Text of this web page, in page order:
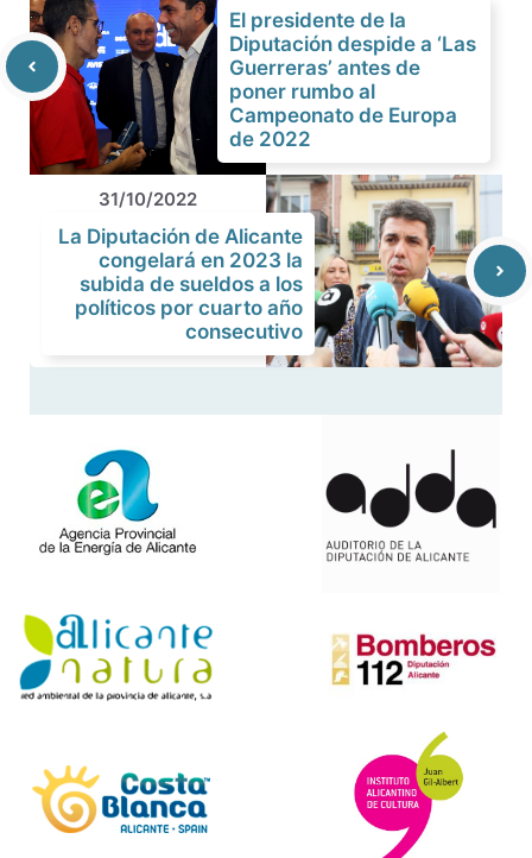
El presidente de la
Diputación despide a ‘Las
Guerreras’ antes de
poner rumbo al
Campeonato de Europa
de 2022
31/10/2022
La Diputación de Alicante
congelará en 2023 la
subida de sueldos a los
políticos por cuarto año
consecutivo